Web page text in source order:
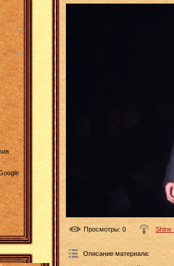
Просмотры: 0 Shine
Описание материала: